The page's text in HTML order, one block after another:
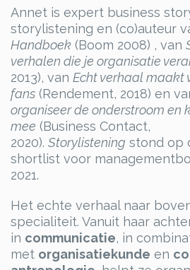
Annet is expert business
storylistening en (co)auteur
Handboek (Boom 2008) , van
verhalen die je organisatie
2013), van Echt verhaal maakt
fans (Rendement, 2018) en
organiseer de onderstroom en
mee (Business Contact,
2020). Storylistening stond op
shortlist voor
2021.
Het echte verhaal naar
specialiteit. Vanuit haar
in communicatie, in
met organisatiekunde en